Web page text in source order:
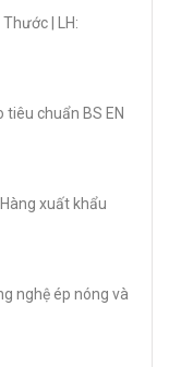
| LH:
chuẩn BS EN
xuất khẩu
nghệ ép nóng và